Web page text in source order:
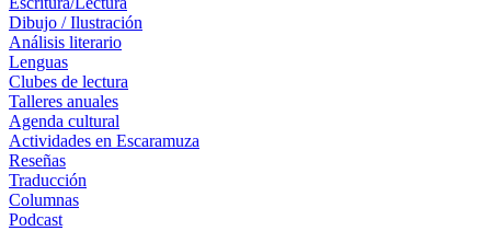
Dibujo / Ilustración
Análisis literario
Lenguas
Clubes de lectura
Talleres anuales
Agenda cultural
Actividades en Escaramuza
Reseñas
Traducción
Columnas
Podcast